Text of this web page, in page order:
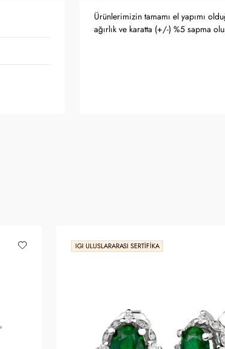
Ürünlerimizin tamamı el yapımı
ağırlık ve karatta (+/-) %5 sapma
IGI ULUSLARARASI SERTIFIKA